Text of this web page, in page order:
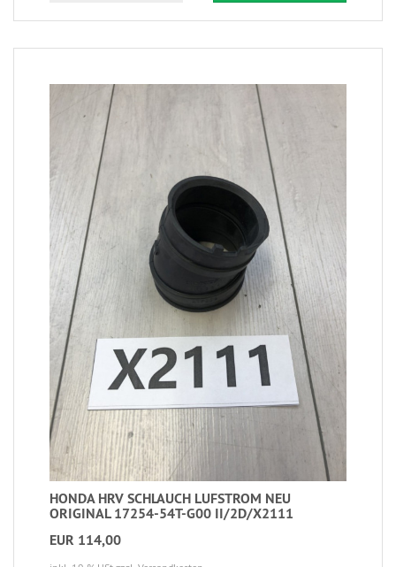
HONDA HRV SCHLAUCH LUFSTROM NEU
ORIGINAL 17254-54T-G00 II/2D/X2111
EUR 114,00